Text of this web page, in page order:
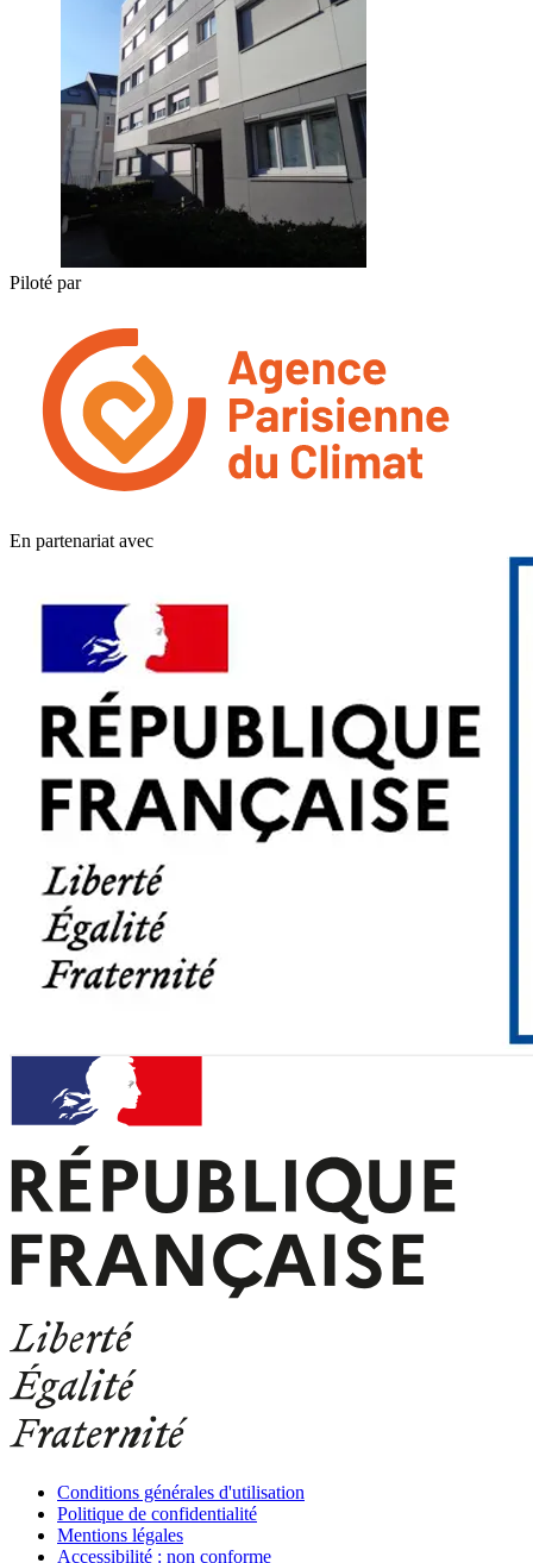
Piloté par
En partenariat avec
Conditions générales d'utilisation
Politique de confidentialité
Mentions légales
Accessibilité : non conforme